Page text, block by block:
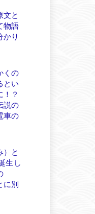
文と
物語
かり
くの
とい
？
説の
車の
）と
生し
に別